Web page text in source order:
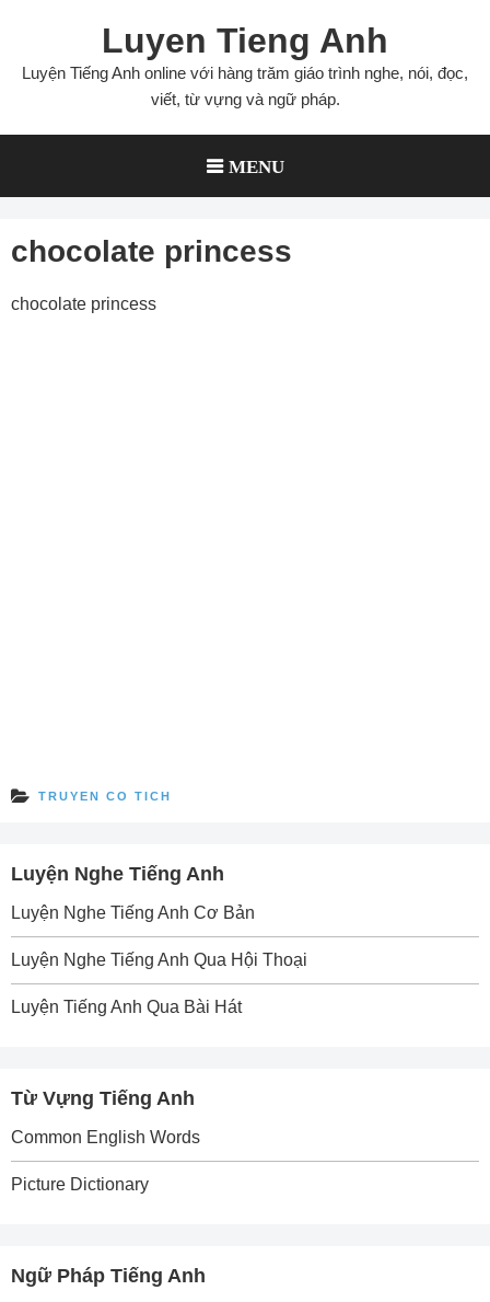
content
Luyen Tieng Anh
Luyện Tiếng Anh online với hàng trăm giáo trình nghe, nói, đọc,
viết, từ vựng và ngữ pháp.
MENU
chocolate princess
chocolate princess
TRUYEN CO TICH
Luyện Nghe Tiếng Anh
Luyện Nghe Tiếng Anh Cơ Bản
Luyện Nghe Tiếng Anh Qua Hội Thoại
Luyện Tiếng Anh Qua Bài Hát
Từ Vựng Tiếng Anh
Common English Words
Picture Dictionary
Ngữ Pháp Tiếng Anh